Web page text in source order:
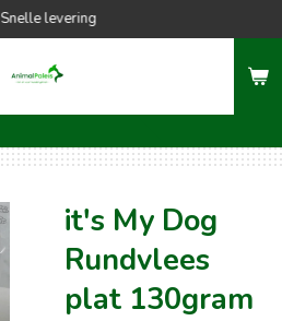
Snelle levering
it's My Dog
Rundvlees
plat 130gram